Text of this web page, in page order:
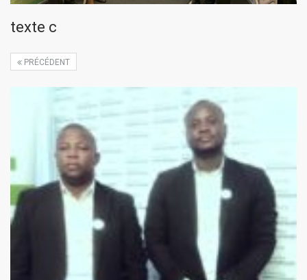
texte c
PRÉCÉDENT